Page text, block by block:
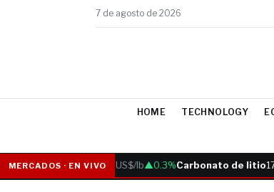
7 de agosto de 2026
HOME TECHNOLOGY
MERCADOS · EN VIVO
Cobre6.05 US$/lb▲0.3%Carbonato de litio